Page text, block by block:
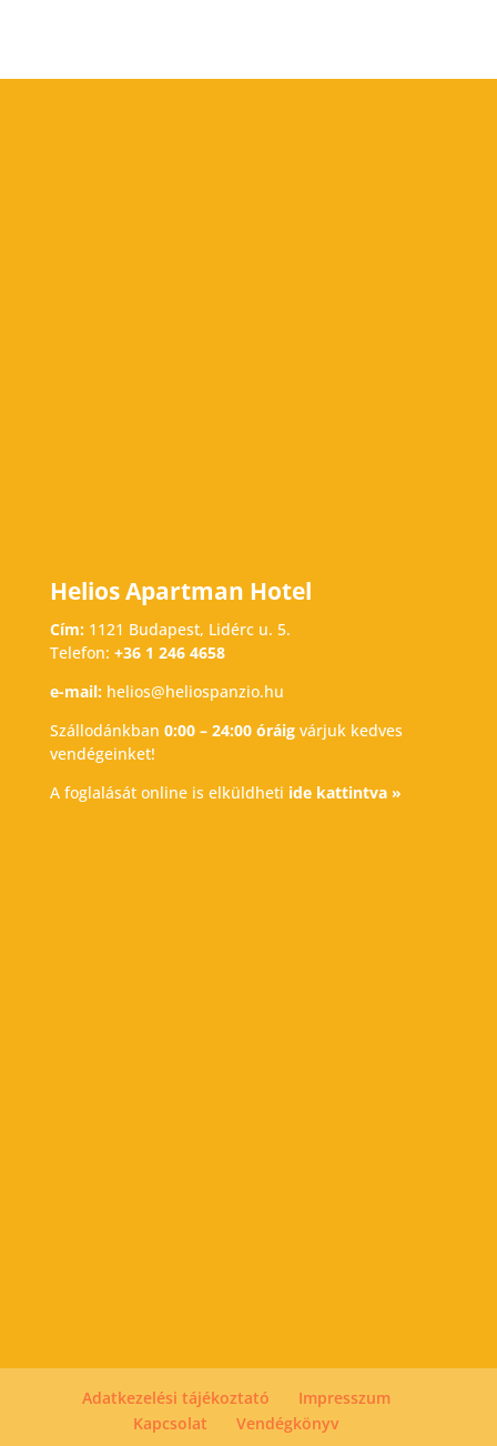
Helios Apartman Hotel
Cím:1121 Budapest, Lidérc u. 5.
Telefon: +36 1 246 4658
e-mail:helios@heliospanzio.hu
Szállodánkban 0:00 – 24:00 óráigvárjuk kedves
vendégeinket!
A foglalását online is elküldheti ide kattintva »
Adatkezelési tájékoztató
Impresszum
Kapcsolat
Vendégkönyv